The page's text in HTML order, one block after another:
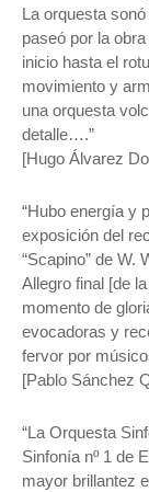
La orquesta
paseó por la
inicio hasta el
movimiento y
una orquesta
detalle….”
[Hugo Álvarez
“Hubo energía y
exposición del
“Scapino” de W.
Allegro final [de
momento de
evocadoras y
fervor por
[Pablo Sánchez
“La Orquesta
Sinfonía nº 1 de
mayor brillantez